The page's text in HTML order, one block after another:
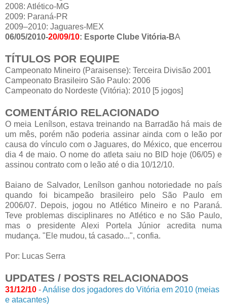
2008: Atlético-MG
2009: Paraná-PR
2009–2010: Jaguares-MEX
06/05/2010-20/09/10: Esporte Clube Vitória-BA
TÍTULOS POR EQUIPE
Campeonato Mineiro (Paraisense): Terceira Divisão 2001
Campeonato Brasileiro São Paulo: 2006
Campeonato do Nordeste (Vitória): 2010 [5 jogos]
COMENTÁRIO RELACIONADO
O meia Lenílson, estava treinando na Barradão há mais de
um mês, porém não poderia assinar ainda com o leão por
causa do vínculo com o Jaguares, do México, que encerrou
dia 4 de maio. O nome do atleta saiu no BID hoje (06/05) e
assinou contrato com o leão até o dia 10/12/10.
Baiano de Salvador, Lenílson ganhou notoriedade no país
quando foi bicampeão brasileiro pelo São Paulo em
2006/07. Depois, jogou no Atlético Mineiro e no Paraná.
Teve problemas disciplinares no Atlético e no São Paulo,
mas o presidente Alexi Portela Júnior acredita numa
mudança. "Ele mudou, tá casado...", confia.
Por: Lucas Serra
UPDATES / POSTS RELACIONADOS
31/12/10 -Análise dos jogadores do Vitória em 2010 (meias
e atacantes)